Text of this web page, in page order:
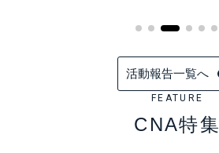
活動報告一覧へ
FEATURE
CNA特集